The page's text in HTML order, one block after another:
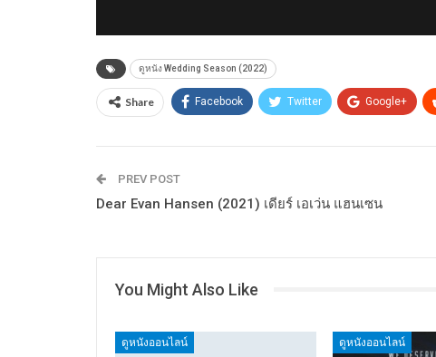
ดูหนัง Wedding Season (2022)
Share Facebook Twitter Google+
PREV POST
Dear Evan Hansen (2021) เดียร์ เอเว่น แฮนเซน
You Might Also Like
ดูหนังออนไลน์ ดูหนังออนไลน์